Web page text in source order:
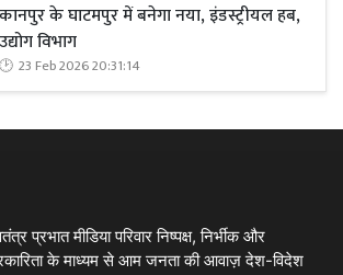
कानपुर के घाटमपुर में बनेगा नया, इंडस्ट्रीयल हब,
उद्योग विभाग
23 Feb 2026 20:31:14
प्रभात मीडिया परिवार निष्पक्ष, निर्भीक और
के माध्यम से आम जनता की आवाज़ देश-विदेश